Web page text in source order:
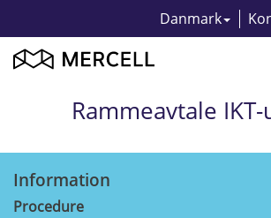
Danmark
Rammeavtale
Information
Procedure